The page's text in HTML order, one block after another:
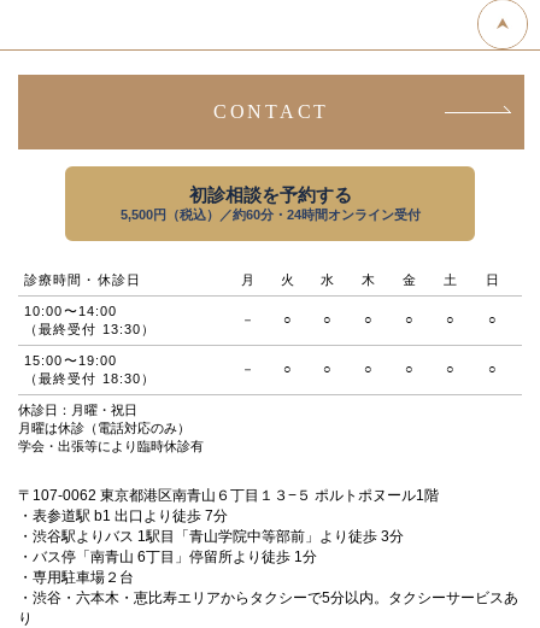
CONTACT
初診相談を予約する
5,500円（税込）／約60分・24時間オンライン受付
診療時間・休診日 月 火 水 木 金 土 日
10:00〜14:00
（最終受付 13:30）
－ ○ ○ ○ ○ ○ ○
15:00〜19:00
（最終受付 18:30）
－ ○ ○ ○ ○ ○ ○
休診日：月曜・祝日
月曜は休診（電話対応のみ）
学会・出張等により臨時休診有
〒107-0062 東京都港区南青山６丁目１３−５ ポルトポヌール1階
・表参道駅 b1 出口より徒歩 7分
・渋谷駅よりバス 1駅目「青山学院中等部前」より徒歩 3分
・バス停「南青山 6丁目」停留所より徒歩 1分
・専用駐車場２台
・渋谷・六本木・恵比寿エリアからタクシーで5分以内。タクシーサービスあ
り